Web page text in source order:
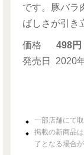
です。豚バラ
ばしさが引き
価格
498円
発売日
2020
一部店舗にて
掲載の新商品
了となる場合